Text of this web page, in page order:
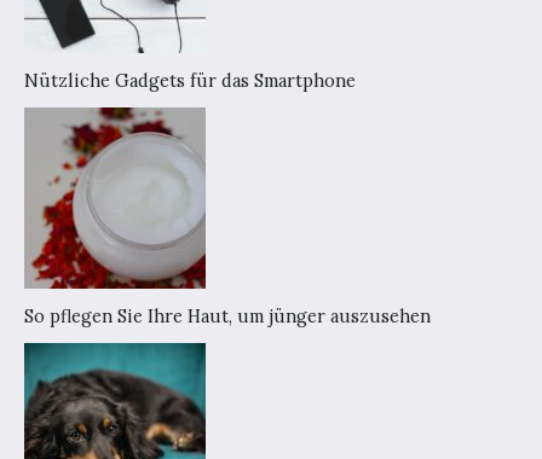
Nützliche Gadgets für das Smartphone
So pflegen Sie Ihre Haut, um jünger auszusehen